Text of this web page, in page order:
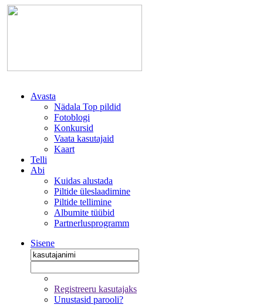
Avasta
Nädala Top pildid
Fotoblogi
Konkursid
Vaata kasutajaid
Kaart
Telli
Abi
Kuidas alustada
Piltide üleslaadimine
Piltide tellimine
Albumite tüübid
Partnerlusprogramm
Sisene
Registreeru kasutajaks
Unustasid parooli?